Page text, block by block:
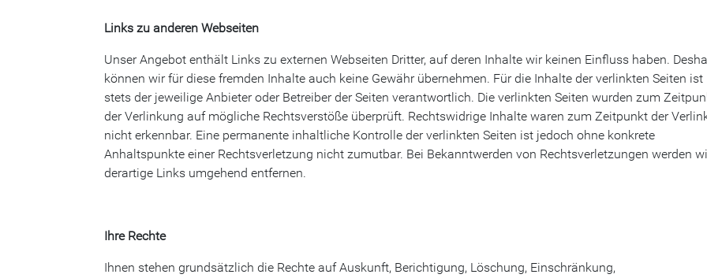
Links zu anderen Webseiten
Unser Angebot enthält Links zu externen Webseiten Dritter, auf deren Inhalte wir keinen Einfluss haben.
können wir für diese fremden Inhalte auch keine Gewähr übernehmen. Für die Inhalte der verlinkten Seiten ist
stets der jeweilige Anbieter oder Betreiber der Seiten verantwortlich. Die verlinkten Seiten wurden zum
der Verlinkung auf mögliche Rechtsverstöße überprüft. Rechtswidrige Inhalte waren zum Zeitpunkt der
nicht erkennbar. Eine permanente inhaltliche Kontrolle der verlinkten Seiten ist jedoch ohne konkrete
Anhaltspunkte einer Rechtsverletzung nicht zumutbar. Bei Bekanntwerden von Rechtsverletzungen werden
derartige Links umgehend entfernen.
Ihre Rechte
Ihnen stehen grundsätzlich die Rechte auf Auskunft, Berichtigung, Löschung, Einschränkung,